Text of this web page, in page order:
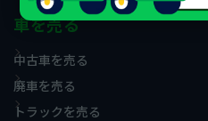
車を売る
中古車を売る
廃車を売る
トラックを売る